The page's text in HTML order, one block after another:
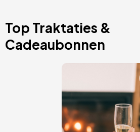
Top Traktaties &
Cadeaubonnen